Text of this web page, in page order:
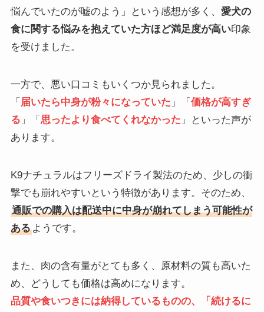
悩んでいたのが嘘のよう」という感想が多く、 愛犬の
食に関する悩みを抱えていた方ほど満足度が高い印象
を受けました。
一方で、悪い口コミもいくつか見られました。
「 届いたら中身が粉々になっていた 」「 価格が高すぎ
る 」「 思ったより食べてくれなかった 」といった声が
あります。
K9ナチュラルはフリーズドライ製法のため、少しの衝
撃でも崩れやすいという特徴があります。そのため、
通販での購入は配送中に中身が崩れてしまう可能性が
あるようです。
また、肉の含有量がとても多く、原材料の質も高いた
め、どうしても価格は高めになります。
品質や食いつきには納得しているものの、「続けるに